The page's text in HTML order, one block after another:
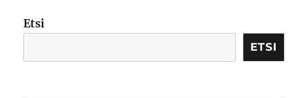
Etsi
ETSI